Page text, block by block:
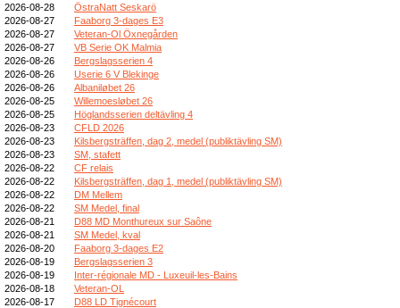
2026-08-28
ÖstraNatt Seskarö
2026-08-27
Faaborg 3-dages E3
2026-08-27
Veteran-Ol Öxnegården
2026-08-27
VB Serie OK Malmia
2026-08-26
Bergslagsserien 4
2026-08-26
Userie 6 V Blekinge
2026-08-26
Albaniløbet 26
2026-08-25
Willemoesløbet 26
2026-08-25
Höglandsserien deltävling 4
2026-08-23
CFLD 2026
2026-08-23
Kilsbergsträffen, dag 2, medel (publiktävling SM)
2026-08-23
SM, stafett
2026-08-22
CF relais
2026-08-22
Kilsbergsträffen, dag 1, medel (publiktävling SM)
2026-08-22
DM Mellem
2026-08-22
SM Medel, final
2026-08-21
D88 MD Monthureux sur Saône
2026-08-21
SM Medel, kval
2026-08-20
Faaborg 3-dages E2
2026-08-19
Bergslagsserien 3
2026-08-19
Inter-régionale MD - Luxeuil-les-Bains
2026-08-18
Veteran-OL
2026-08-17
D88 LD Tignécourt